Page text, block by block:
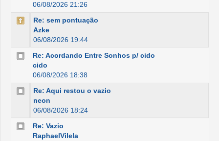
06/08/2026 21:26
Re: sem pontuação
Azke
06/08/2026 19:44
Re: Acordando Entre Sonhos p/ cido
cido
06/08/2026 18:38
Re: Aqui restou o vazio
neon
06/08/2026 18:24
Re: Vazio
RaphaelVilela